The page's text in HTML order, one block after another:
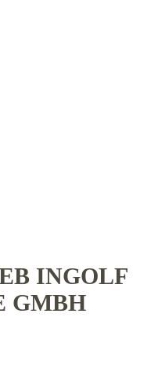
INGOLF
GMBH